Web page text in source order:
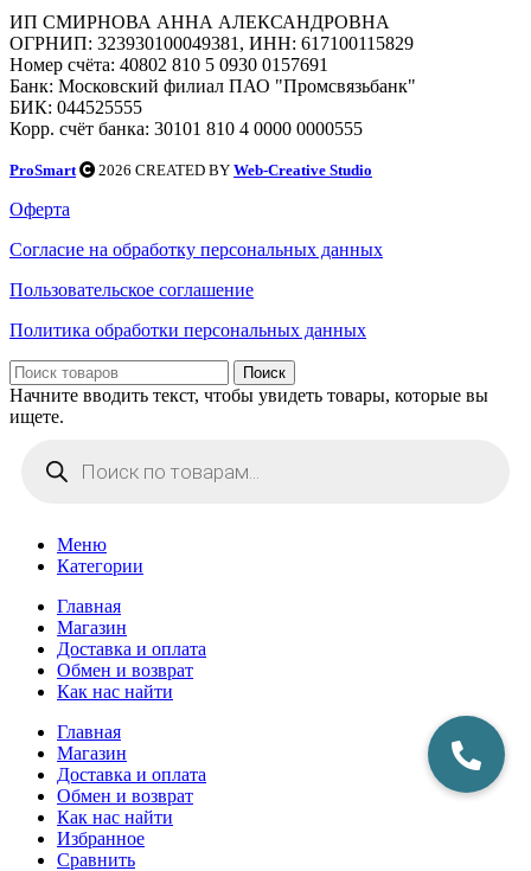
ИП СМИРНОВА АННА АЛЕКСАНДРОВНА
ОГРНИП: 323930100049381, ИНН: 617100115829
Номер счёта: 40802 810 5 0930 0157691
Банк: Московский филиал ПАО "Промсвязьбанк"
БИК: 044525555
Корр. счёт банка: 30101 810 4 0000 0000555
ProSmart 2026 CREATED BY Web-Creative Studio
Оферта
Согласие на обработку персональных данных
Пользовательское соглашение
Политика обработки персональных данных
Поиск
Начните вводить текст, чтобы увидеть товары, которые вы
ищете.
товаров
Меню
Категории
Главная
Магазин
Доставка и оплата
Обмен и возврат
Как нас найти
Главная
Магазин
Доставка и оплата
Обмен и возврат
Как нас найти
Избранное
Сравнить